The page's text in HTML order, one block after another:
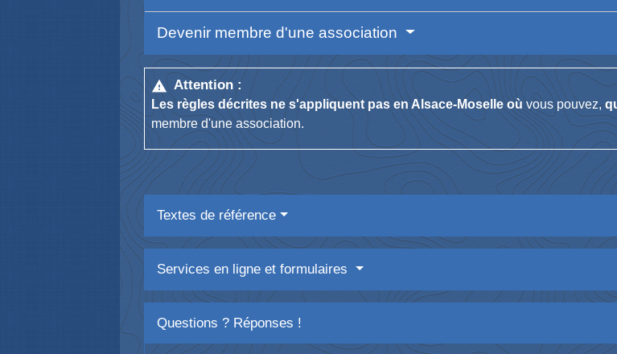
Devenir membre d'une association
warning Attention :
Les règles décrites ne s'appliquent pas en Alsace-Moselle oùvous pouvez,
membre d'une association.
Textes de référence
Services en ligne et formulaires
Questions ? Réponses !